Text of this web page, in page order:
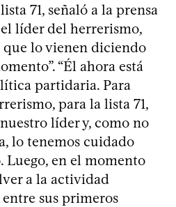
71, señaló a la prensa
el líder del herrerismo,
que lo vienen diciendo
“Él ahora está
partidaria. Para
para la lista 71,
líder y, como no
lo tenemos cuidado
Luego, en el momento
a la actividad
sus primeros